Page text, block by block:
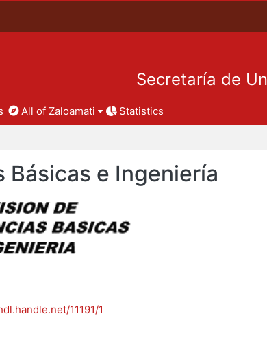
Secretaría de
All of Zaloamati Statistics
Básicas e Ingeniería
11191/1